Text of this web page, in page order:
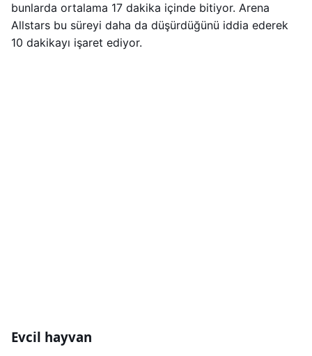
bunlarda ortalama 17 dakika içinde bitiyor. Arena
Allstars bu süreyi daha da düşürdüğünü iddia ederek
10 dakikayı işaret ediyor.
Evcil hayvan